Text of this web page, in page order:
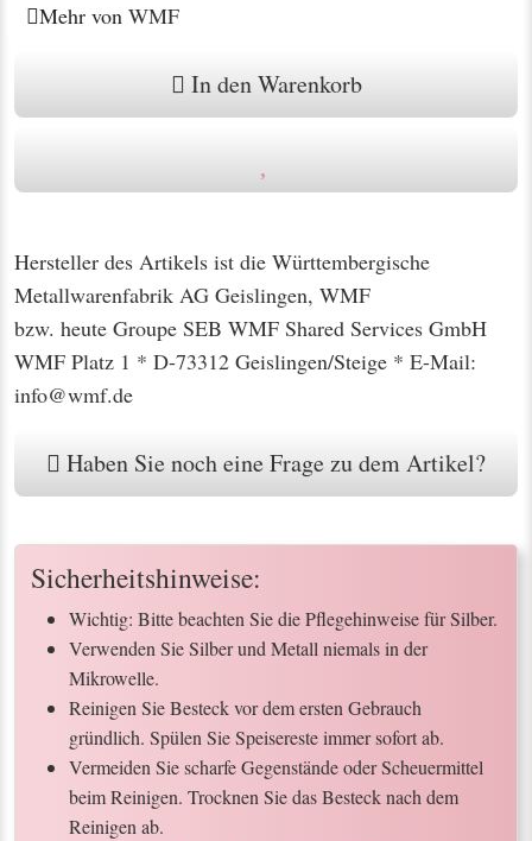
Mehr von WMF
In den Warenkorb
Hersteller des Artikels ist die Württembergische
Metallwarenfabrik AG Geislingen, WMF
bzw. heute Groupe SEB WMF Shared Services GmbH
WMF Platz 1 * D-73312 Geislingen/Steige * E-Mail:
info@wmf.de
Haben Sie noch eine Frage zu dem Artikel?
Sicherheitshinweise:
Wichtig: Bitte beachten Sie die Pflegehinweise für Silber.
Verwenden Sie Silber und Metall niemals in der
Mikrowelle.
Reinigen Sie Besteck vor dem ersten Gebrauch
gründlich. Spülen Sie Speisereste immer sofort ab.
Vermeiden Sie scharfe Gegenstände oder Scheuermittel
beim Reinigen. Trocknen Sie das Besteck nach dem
Reinigen ab.